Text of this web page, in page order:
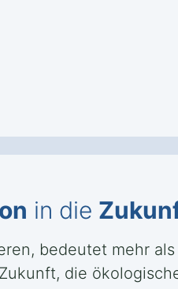
in die
bedeutet mehr
die